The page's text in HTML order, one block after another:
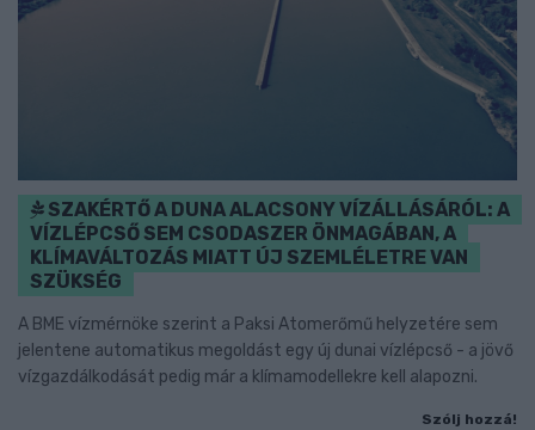
SZAKÉRTŐ A DUNA ALACSONY VÍZÁLLÁSÁRÓL: A
VÍZLÉPCSŐ SEM CSODASZER ÖNMAGÁBAN, A
KLÍMAVÁLTOZÁS MIATT ÚJ SZEMLÉLETRE VAN
SZÜKSÉG
A BME vízmérnöke szerint a Paksi Atomerőmű helyzetére sem
jelentene automatikus megoldást egy új dunai vízlépcső - a jövő
vízgazdálkodását pedig már a klímamodellekre kell alapozni.
Szólj hozzá!